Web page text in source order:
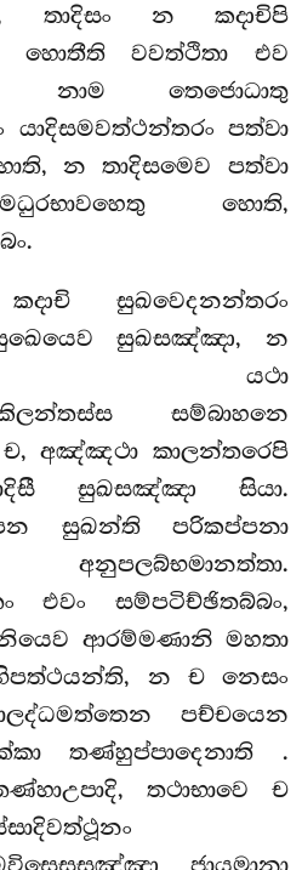
තාදිසං න කදාචිපි
හොතීති වවත්ථිතා එව
නාම තෙජොධාතු
යාදිසමවත්ථන්තරං පත්වා
න තාදිසමෙව පත්වා
හොති,
කදාචි සුඛවෙදනන්තරං
සුඛසඤ්ඤා, න
යථා
සම්බාහනෙ
ච, අඤ්ඤථා කාලන්තරෙපි
සුඛසඤ්ඤා සියා.
සුඛන්ති පරිකප්පනා
අනුපලබ්භමානත්තා.
එවං සම්පටිච්ඡිතබ්බං,
ආරම්මණානි මහතා
න ච නෙසං
පච්චයෙන
තණ්හුප්පාදෙනාති .
තථාභාවෙ ච